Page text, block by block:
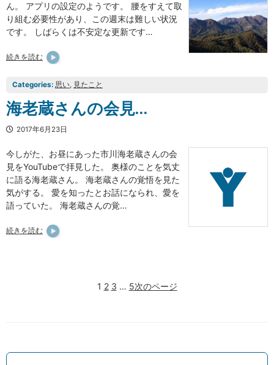
ん。 アプリの設定のようです。 腰をすえて取
り組む必要性があり、この週末は難しい状況
です。 しばらくは不安定な更新です…
続きを読む
Categories: 思い, 見たこと
海老蔵さんの会見…
2017年6月23日
今しがた、お昼にあった市川海老蔵さんの会
見をYouTubeで拝見した。 奥様のことを気丈
に語る海老蔵さん。 海老蔵さんの覚悟を見た
気がする。 愛を知ったとお話になられ、愛を
語っていた。 海老蔵さんの覚…
続きを読む
1 2 3 … 5次のページ